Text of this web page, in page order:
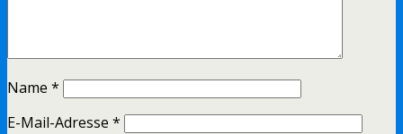
Name *
E-Mail-Adresse *